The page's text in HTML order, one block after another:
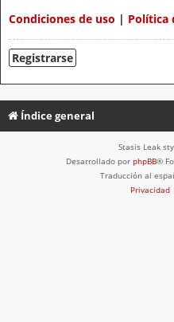
Condiciones de uso | Política
Registrarse
Índice general
Stasis Leak
Desarrollado por phpBB®
Traducción al
Privacidad